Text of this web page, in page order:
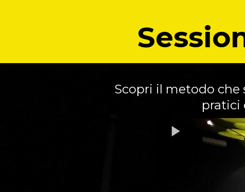
Scopri il metodo
pratici